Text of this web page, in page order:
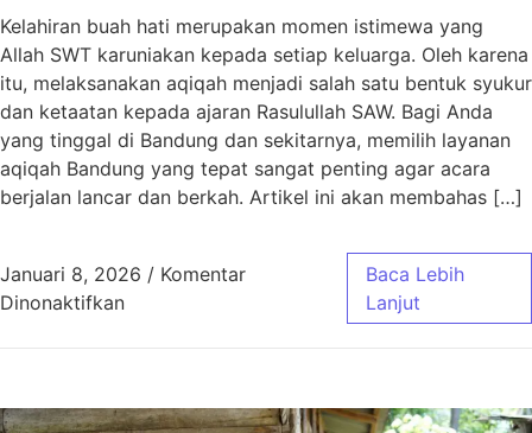
Kelahiran buah hati merupakan momen istimewa yang
Allah SWT karuniakan kepada setiap keluarga. Oleh karena
itu, melaksanakan aqiqah menjadi salah satu bentuk syukur
dan ketaatan kepada ajaran Rasulullah SAW. Bagi Anda
yang tinggal di Bandung dan sekitarnya, memilih layanan
aqiqah Bandung yang tepat sangat penting agar acara
berjalan lancar dan berkah. Artikel ini akan membahas […]
Januari 8, 2026 / Komentar
Dinonaktifkanpada Aqiqah Bandung Paket Murah Jawa
Baca Lebih
Lanjut